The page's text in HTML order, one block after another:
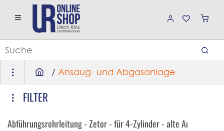
/ Ansaug- und Abgasanlage
FILTER
Abführungsrohrleitung - Zetor - für 4-Zylinder - alte Ausführung